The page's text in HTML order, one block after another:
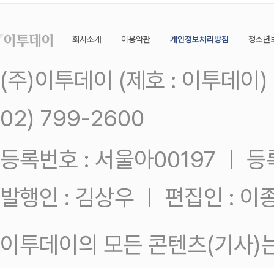
회사소개 이용약관 개인정보처리방침 청소년
(주)이투데이 (제호 : 이투데
02) 799-2600
등록번호 : 서울아00197 ㅣ
발행인 : 김상우 ㅣ 편집인 : 이
이투데이의 모든 콘텐츠(기사)